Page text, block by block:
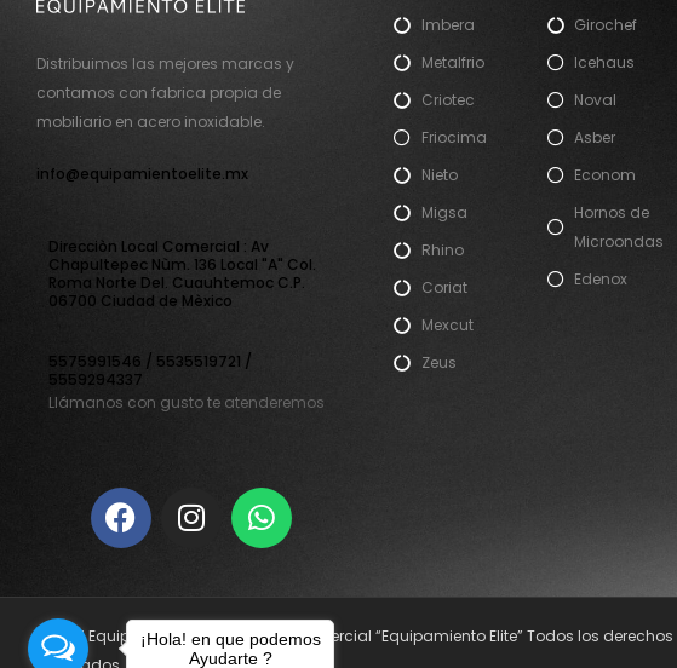
Distribuimos las mejores marcas y
contamos con fabrica propia de
mobiliario en acero inoxidable.
info@equipamientoelite.mx
Direcciòn Local Comercial : Av
Chapultepec Nùm. 136 Local "A" Col.
Roma Norte Del. Cuauhtemoc C.P.
06700 Ciudad de Mèxico
5575991546 / 5535519721 /
5559294337
Llámanos con gusto te atenderemos
Imbera
Metalfrio
Criotec
Friocima
Nieto
Migsa
Rhino
Coriat
Mexcut
Zeus
Girochef
Icehaus
Noval
Asber
Econom
Hornos de
Microondas
Edenox
© 2021 Equipamiento Elite. Nombre Comercial “Equipamiento Elite” Todos los derechos
¡Hola! en que podemos
Ayudarte ?